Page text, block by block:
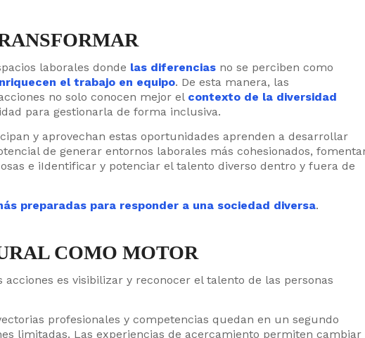
laborales donde las diferencias no se perciben como
el trabajo en equipo. De esta manera, las
no solo conocen mejor el contexto de la diversidad
para gestionarla de forma inclusiva.
y aprovechan estas oportunidades aprenden a desarrollar
de generar entornos laborales más cohesionados,
e iIdentificar y potenciar el talento diverso dentro y fuera de
preparadas para responder a una sociedad diversa.
COMO MOTOR
es visibilizar y reconocer el talento de las personas
profesionales y competencias quedan en un segundo
limitadas. Las experiencias de acercamiento permiten cambiar